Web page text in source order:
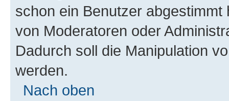
schon ein Benutzer
von Moderatoren oder
Dadurch soll die Manipulation
werden.
Nach oben